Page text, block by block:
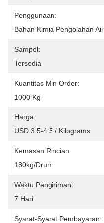
Penggunaan:
Bahan Kimia Pengolahan Air
Sampel:
Tersedia
Kuantitas Min Order:
1000 Kg
Harga:
USD 3.5-4.5 / Kilograms
Kemasan Rincian:
180kg/drum
Waktu Pengiriman:
7 Hari
Syarat-Syarat Pembayaran: